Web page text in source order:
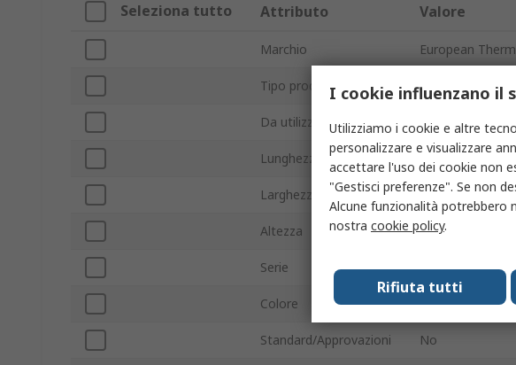
Seleziona tutto Attributo Valore
Marchio European
Tipo prodotto Dissipatore
Da utilizzare con Universal
Lunghezza 40mm
Larghezza 40mm
Altezza 15mm
Serie SFH
Colore Nero
Standard/Approvazioni No
I cookie influenzano il
Utilizziamo i cookie e altre
personalizzare e visualizzare
accettare l'uso dei cookie non
"Gestisci preferenze". Se non
Alcune funzionalità potrebbero
nostra cookie policy.
Rifiuta tutti